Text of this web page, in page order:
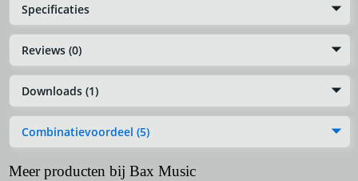
Specificaties
Reviews (0)
Downloads (1)
Combinatievoordeel (5)
Meer producten bij Bax Music